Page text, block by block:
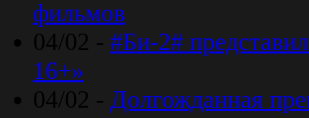
фильмов
04/02 - #Би-2#
16+»
04/02 - Долгожданная